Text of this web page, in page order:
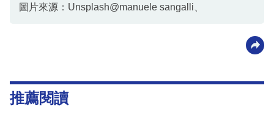
圖片來源：Unsplash@manuele sangalli、
推薦閱讀